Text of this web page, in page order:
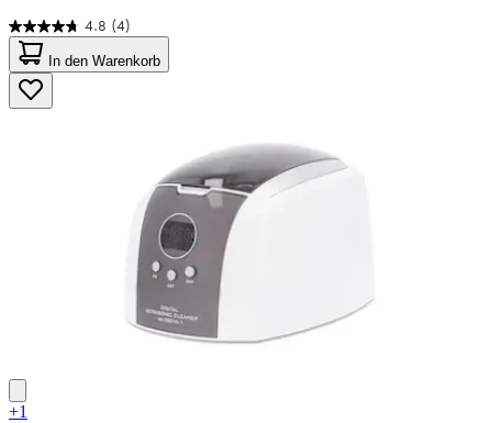
4.8 (4)
4.8
von
5
Sternen.
4
In den Warenkorb
+1